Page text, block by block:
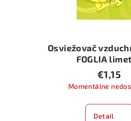
Osviežovač
FOGLIA
€1,15
Momentálne
Detail